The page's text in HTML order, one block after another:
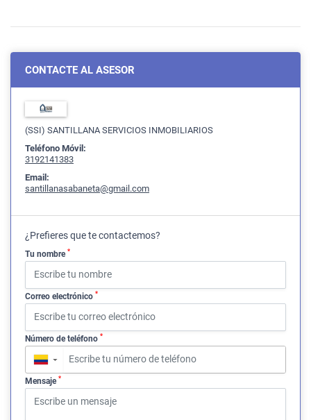
CONTACTE AL ASESOR
(SSI) SANTILLANA SERVICIOS INMOBILIARIOS
Teléfono Móvil:
3192141383
Email:
santillanasabaneta@gmail.com
¿Prefieres que te contactemos?
Tu nombre *
Correo electrónico *
Número de teléfono *
▼
Mensaje *